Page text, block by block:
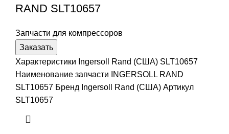
RAND SLT10657
Запчасти для компрессоров
Заказать
Характеристики Ingersoll Rand (США) SLT10657
Наименование запчасти INGERSOLL RAND
SLT10657 Бренд Ingersoll Rand (США) Артикул
SLT10657